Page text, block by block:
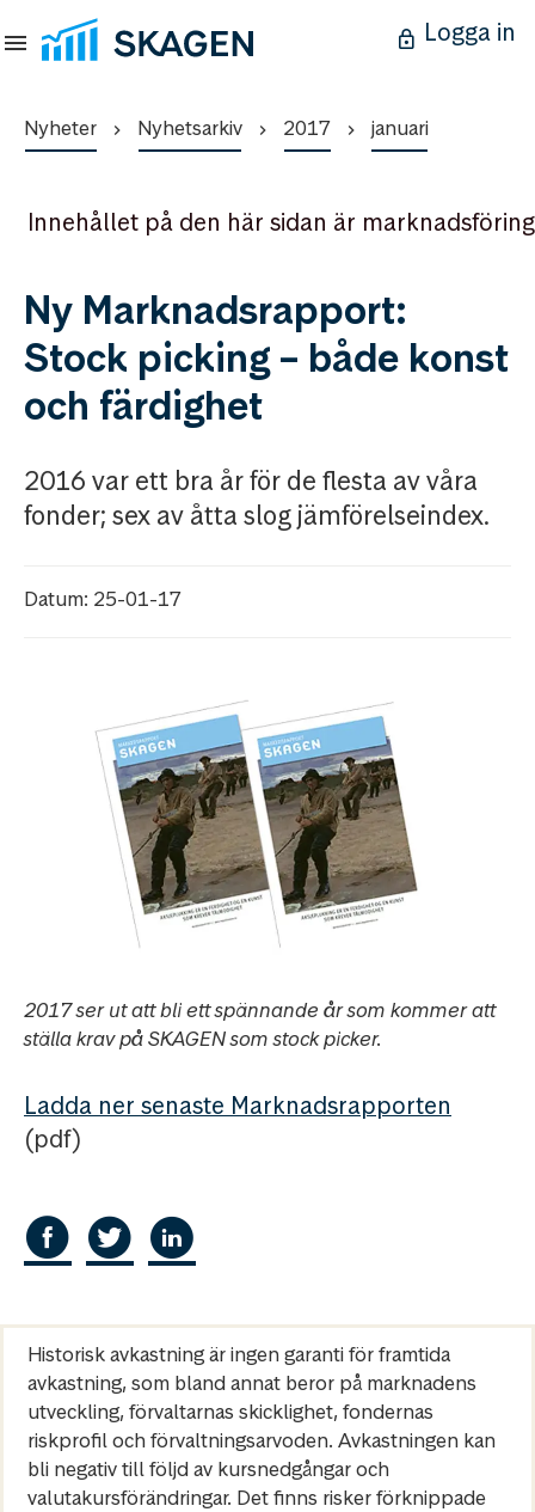
Logga in
Nyheter Nyhetsarkiv 2017 januari
Innehållet på den här sidan är marknadsföring
Ny Marknadsrapport:
Stock picking – både konst
och färdighet
2016 var ett bra år för de flesta av våra
fonder; sex av åtta slog jämförelseindex.
Datum: 25-01-17
2017 ser ut att bli ett spännande år som kommer att
ställa krav på SKAGEN som stock picker.
Ladda ner senaste Marknadsrapporten
(pdf)
Historisk avkastning är ingen garanti för framtida
avkastning, som bland annat beror på marknadens
utveckling, förvaltarnas skicklighet, fondernas
riskprofil och förvaltningsarvoden. Avkastningen kan
bli negativ till följd av kursnedgångar och
valutakursförändringar. Det finns risker förknippade